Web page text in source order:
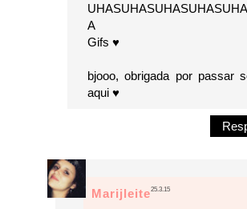
A
Gifs ♥
bjooo, obrigada por passar
aqui ♥
Marijleite25.3.15